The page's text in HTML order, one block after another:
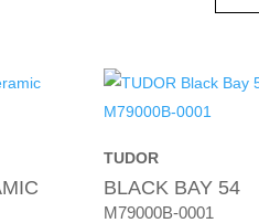
TUDOR
BLACK BAY 54
M79000B-0001